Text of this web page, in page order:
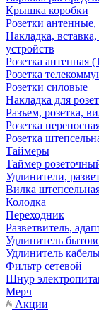
Крышка коробки
Розетки
Накладка,
устройств
Розетка антенная
Розетка
Розетки силовые
Накладка для
Разъем, розетка,
Розетка
Розетка
Таймеры
Таймер
Удлинители,
Вилка
Колодка
Переходник
Разветвитель,
Удлинитель
Удлинитель
Фильтр сетевой
Шнур
Мерч
Акции